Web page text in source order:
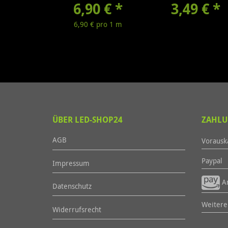
6,90 € *
6,90 € pro 1 m
3,49 € *
ÜBER LED-SHOP24
AGB
Impressum
Datenschutz
Widerrufsrecht
Paypal